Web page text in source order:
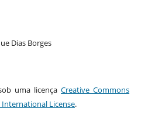
Dias Borges
uma licençaCreative Commons
License.